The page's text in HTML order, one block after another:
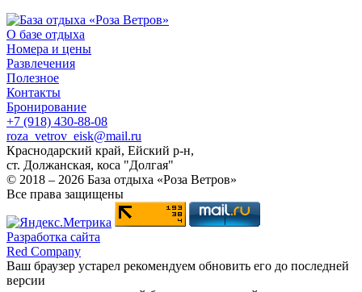
О базе отдыха
Номера и цены
Развлечения
Полезное
Контакты
Бронирование
+7 (918) 430-88-08
roza_vetrov_eisk@mail.ru
Краснодарский край, Ейский р-н,
ст. Должанская, коса "Долгая"
© 2018 – 2026 База отдыха «Роза Ветров»
Все права защищены
Разработка сайта
Red Company
Ваш браузер устарел рекомендуем обновить его до последней
версии